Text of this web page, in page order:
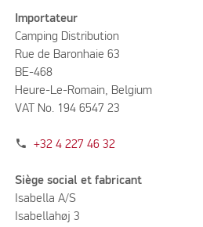
Importateur
Camping Distribution
Rue de Baronhaie 63
BE-468
Heure-Le-Romain, Belgium
VAT No. 194 6547 23
phone +32 4 227 46 32
Siège social et fabricant
Isabella A/S
Isabellahøj 3